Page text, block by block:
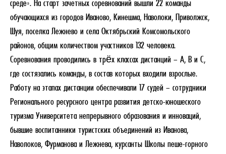
среде». На старт зачетных соревнований вышли 22 команды
обучающихся из городов Иваново, Кинешма, Наволоки, Приволжск,
Шуя, поселка Лежнево и села Октябрьский Комсомольского
районов, общим количеством участников 132 человека.
Соревнования проводились в трёх классах дистанций – А, В и С,
где состязались команды, в состав которых входили взрослые.
Работу на этапах дистанции обеспечивали 17 судей – сотрудники
Регионального ресурсного центра развития детско-юношеского
туризма Университета непрерывного образования и инноваций,
бывшие воспитанники туристских объединений из Иванова,
Наволоков, Фурманова и Лежнева, курсанты Школы пеше-горного